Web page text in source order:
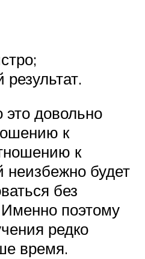
это довольно
к
к
неизбежно будет
без
поэтому
редко
время.